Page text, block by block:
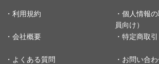
・利用規約
・個人情報
員向け）
・会社概要
・特定商取引
・よくある質問 ・お問い合